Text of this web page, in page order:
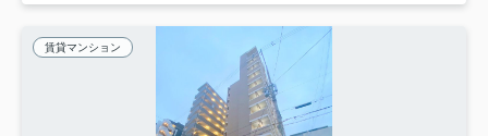
賃貸マンション